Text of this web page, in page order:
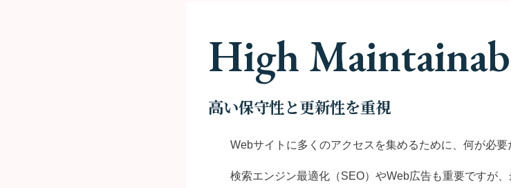
High
高い保守性と更新性を重視
Webサイトに多くのアクセスを集めるために、何が必要
検索エンジン最適化（SEO）やWeb広告も重要ですが